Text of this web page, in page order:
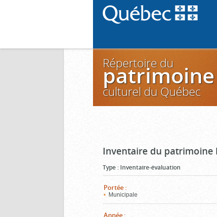
Répertoire du
patrimoine
culturel du Québec
Inventaire du patrimoine
Type : Inventaire-évaluation
Portée :
Municipale